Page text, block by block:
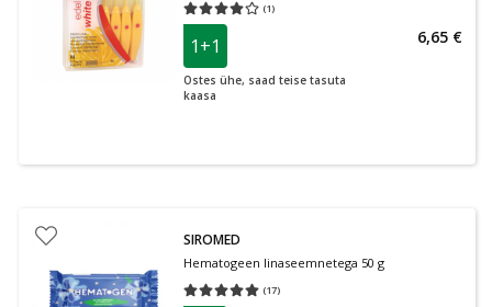
(1)
Keskmine hinnang 4.00
1+1
Ostes ühe, saad teise tasuta
kaasa
6,65 €
SIROMED
Hematogeen linaseemnetega 50 g
(17)
Keskmine hinnang 5.00